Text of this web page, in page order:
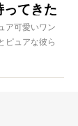
手に妄想しま
てきた
た【動
ア可愛いワン
ピュアな彼ら
つけられた